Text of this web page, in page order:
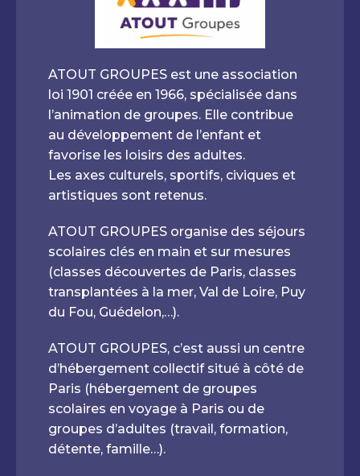
ATOUT GROUPES est une association
loi 1901 créée en 1966, spécialisée dans
l’animation de groupes. Elle contribue
au développement de l’enfant et
favorise les loisirs des adultes.
Les axes culturels, sportifs, civiques et
artistiques sont retenus.
ATOUT GROUPES organise des séjours
scolaires clés en main et sur mesures
(classes découvertes de Paris, classes
transplantées à la mer, Val de Loire, Puy
du Fou, Guédelon,…).
ATOUT GROUPES, c’est aussi un centre
d’hébergement collectif situé à côté de
Paris (hébergement de groupes
scolaires en voyage à Paris ou de
groupes d’adultes (travail, formation,
détente, famille…).